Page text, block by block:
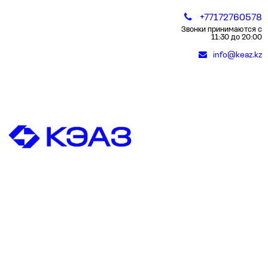
+77172760578
Звонки принимаются с
11:30 до 20:00
info@keaz.kz